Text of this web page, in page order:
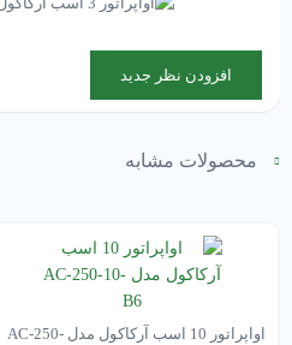
افزودن نظر جدید
محصولات مشابه
اواپراتور 10 اسب آرکاکول مدل AC-250-